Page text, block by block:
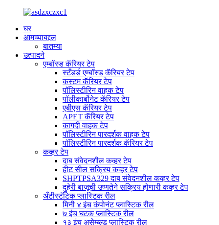
घर
आमच्याबद्दल
बातम्या
उत्पादने
एम्बॉस्ड कॅरियर टेप
स्टँडर्ड एम्बॉस्ड कॅरियर टेप
कस्टम कॅरियर टेप
पॉलिस्टीरिन वाहक टेप
पॉलीकार्बोनेट कॅरियर टेप
एबीएस कॅरियर टेप
APET कॅरियर टेप
कागदी वाहक टेप
पॉलिस्टीरिन पारदर्शक वाहक टेप
पॉलिस्टीरिन पारदर्शक कॅरियर टेप
कव्हर टेप
दाब संवेदनशील कव्हर टेप
हीट सील सक्रिय कव्हर टेप
SHPTPSA329 दाब संवेदनशील कव्हर टेप
दुहेरी बाजूची उष्णतेने सक्रिय होणारी कव्हर टेप
अँटीस्टॅटिक प्लास्टिक रील
मिनी ४ इंच कंपोनंट प्लास्टिक रील
७ इंच घटक प्लास्टिक रील
१३ इंच असेम्ब्ल्ड प्लास्टिक रील